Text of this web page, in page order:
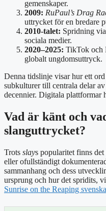
gemenskaper.
2009: RuPaul’s Drag
uttrycket för en bredare
2010-talet: Spridning
sociala medier.
2020–2025: TikTok och
globalt ungdomsuttryck.
Denna tidslinje visar hur ett
subkulturer till centrala delar
decennier. Digitala plattformar
Vad är känt och
slanguttrycket?
Trots slays popularitet finns det
eller ofullständigt
sammanhang och dess
ursprung och hur det spridits,
Sunrise on the Reaping svenska